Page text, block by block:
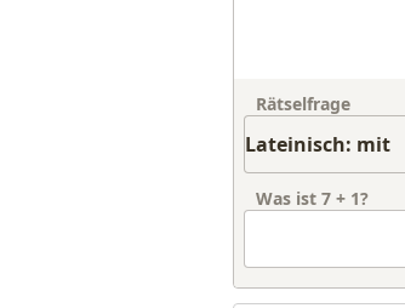
Rätselfrage
Was ist 7 + 1?